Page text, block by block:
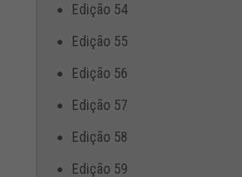
Edição 54
Edição 55
Edição 56
Edição 57
Edição 58
Edição 59